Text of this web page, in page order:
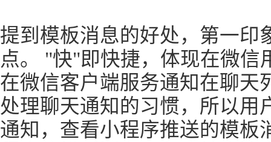
提到模板消息的好处，第一印
点。 "快"即快捷，体现在微信
在微信客户端服务通知在聊天
处理聊天通知的习惯，所以用
通知，查看小程序推送的模板